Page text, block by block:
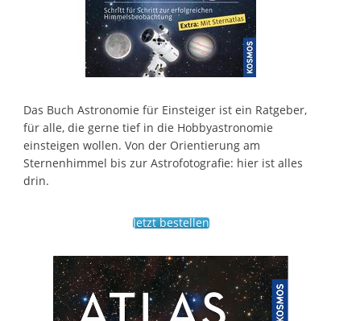
Das Buch Astronomie für Einsteiger ist ein Ratgeber,
für alle, die gerne tief in die Hobbyastronomie
einsteigen wollen. Von der Orientierung am
Sternenhimmel bis zur Astrofotografie: hier ist alles
drin.
Jetzt bestellen